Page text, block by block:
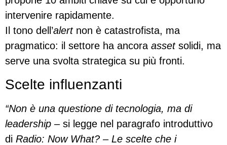
intervenire rapidamente.
Il tono dell’alertnon è catastrofista, ma
pragmatico: il settore ha ancora assetsolidi, ma
serve una svolta strategica su più fronti.
Scelte influenzanti
“Non è una questione di tecnologia, ma di
leadership –si legge nel paragrafo introduttivo
di Radio: Now What? – Le scelte che i